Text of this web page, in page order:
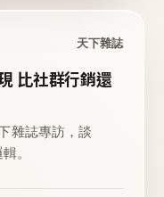
天下雜誌
比社群行銷還
雜誌專訪，談
。